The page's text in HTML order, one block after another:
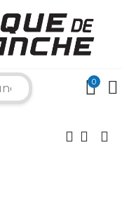
0
×
?